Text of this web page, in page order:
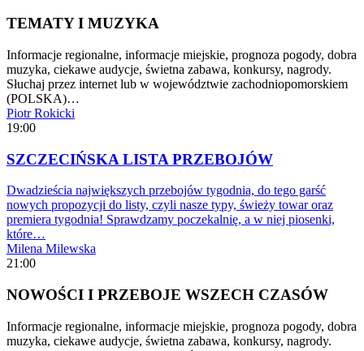
TEMATY I MUZYKA
Informacje regionalne, informacje miejskie, prognoza pogody, dobra
muzyka, ciekawe audycje, świetna zabawa, konkursy, nagrody.
Słuchaj przez internet lub w województwie zachodniopomorskiem
(POLSKA)…
Piotr Rokicki
19:00
SZCZECIŃSKA LISTA PRZEBOJÓW
Dwadzieścia największych przebojów tygodnia, do tego garść
nowych propozycji do listy, czyli nasze typy, świeży towar oraz
premiera tygodnia! Sprawdzamy poczekalnię, a w niej piosenki,
które…
Milena Milewska
21:00
NOWOŚCI I PRZEBOJE WSZECH CZASÓW
Informacje regionalne, informacje miejskie, prognoza pogody, dobra
muzyka, ciekawe audycje, świetna zabawa, konkursy, nagrody.